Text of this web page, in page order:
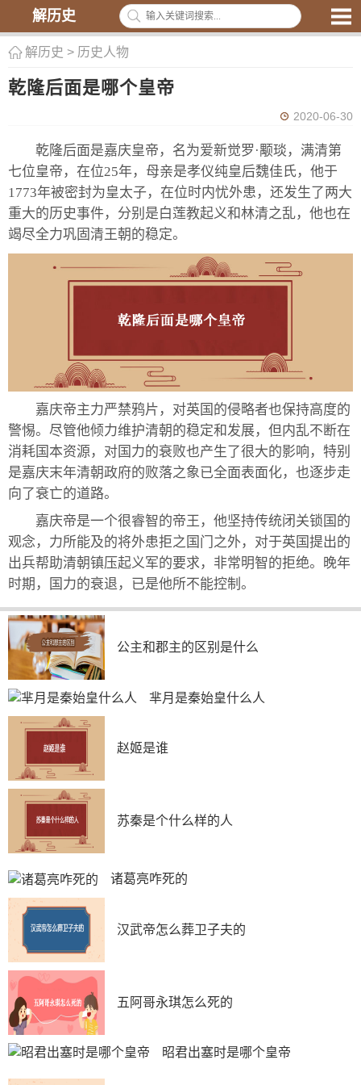
解历史
解历史 > 历史人物
乾隆后面是哪个皇帝
2020-06-30
乾隆后面是嘉庆皇帝，名为爱新觉罗·颙琰，满清第
七位皇帝，在位25年，母亲是孝仪纯皇后魏佳氏，他于
1773年被密封为皇太子，在位时内忧外患，还发生了两大
重大的历史事件，分别是白莲教起义和林清之乱，他也在
竭尽全力巩固清王朝的稳定。
嘉庆帝主力严禁鸦片，对英国的侵略者也保持高度的
警惕。尽管他倾力维护清朝的稳定和发展，但内乱不断在
消耗国本资源，对国力的衰败也产生了很大的影响，特别
是嘉庆末年清朝政府的败落之象已全面表面化，也逐步走
向了衰亡的道路。
嘉庆帝是一个很睿智的帝王，他坚持传统闭关锁国的
观念，力所能及的将外患拒之国门之外，对于英国提出的
出兵帮助清朝镇压起义军的要求，非常明智的拒绝。晚年
时期，国力的衰退，已是他所不能控制。
公主和郡主的区别是什么
芈月是秦始皇什么人
赵姬是谁
苏秦是个什么样的人
诸葛亮咋死的
汉武帝怎么葬卫子夫的
五阿哥永琪怎么死的
昭君出塞时是哪个皇帝